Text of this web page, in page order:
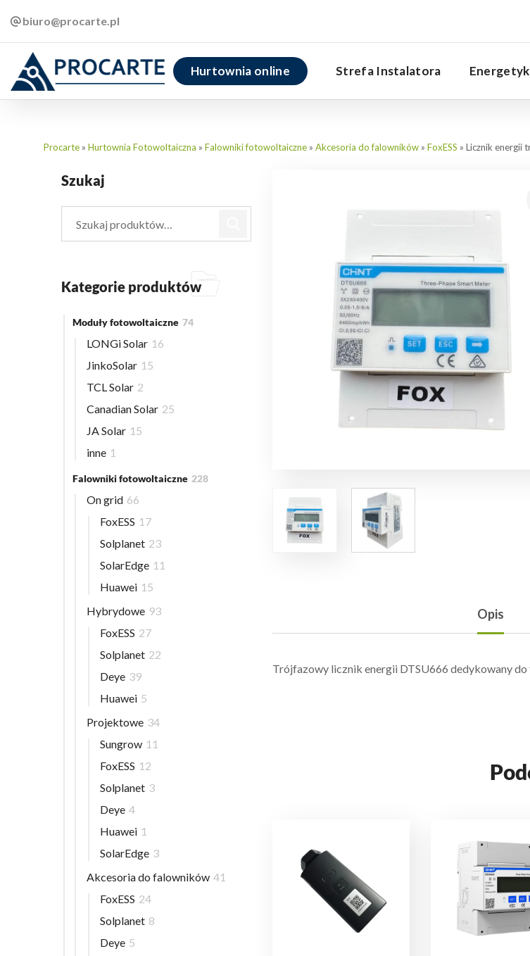
biuro@procarte.pl
Hurtownia online Strefa Instalatora
Procarte » Hurtownia Fotowoltaiczna » Falowniki fotowoltaiczne » Akcesoria do falowników » FoxESS » Licznik energii
Opis
Trójfazowy licznik energii DTSU666 dedykowany do
Szukaj
Kategorie produktów
Moduły fotowoltaiczne 74
LONGi Solar 16
JinkoSolar 15
TCL Solar 2
Canadian Solar 25
JA Solar 15
inne 1
Falowniki fotowoltaiczne 228
On grid 66
FoxESS 17
Solplanet 23
SolarEdge 11
Huawei 15
Hybrydowe 93
FoxESS 27
Solplanet 22
Deye 39
Huawei 5
Projektowe 34
Sungrow 11
FoxESS 12
Solplanet 3
Deye 4
Huawei 1
SolarEdge 3
Akcesoria do falowników 41
FoxESS 24
Solplanet 8
Deye 5